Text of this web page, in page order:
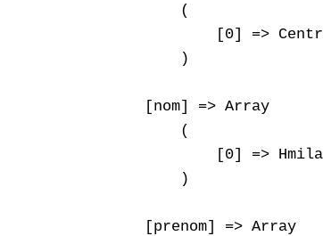
        (
[0] =>
        )
    [nom] => Array
        (
            [0] => Hmila
        )
    [prenom] => Array